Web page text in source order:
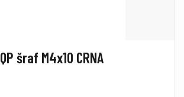
QP šraf M4x10 CRNA